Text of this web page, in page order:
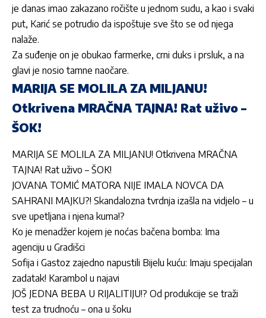
je danas imao zakazano ročište u jednom sudu, a kao i svaki
put, Karić se potrudio da ispoštuje sve što se od njega
nalaže.
Za suđenje on je obukao farmerke, crni duks i prsluk, a na
glavi je nosio tamne naočare.
MARIJA SE MOLILA ZA MILJANU!
Otkrivena MRAČNA TAJNA! Rat uživo –
ŠOK!
MARIJA SE MOLILA ZA MILJANU! Otkrivena MRAČNA
TAJNA! Rat uživo – ŠOK!
JOVANA TOMIĆ MATORA NIJE IMALA NOVCA DA
SAHRANI MAJKU?! Skandalozna tvrdnja izašla na vidjelo – u
sve upetljana i njena kuma!?
Ko je menadžer kojem je noćas bačena bomba: Ima
agenciju u Gradišci
Sofija i Gastoz zajedno napustili Bijelu kuću: Imaju specijalan
zadatak! Karambol u najavi
JOŠ JEDNA BEBA U RIJALITIJU!? Od produkcije se traži
test za trudnoću – ona u šoku